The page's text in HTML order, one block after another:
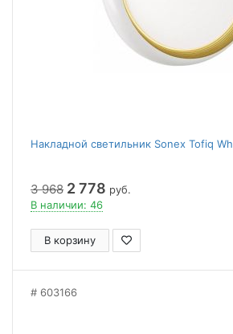
Накладной светильник Sonex Tofiq
3 968 2 778 руб.
В наличии: 46
В корзину
603166